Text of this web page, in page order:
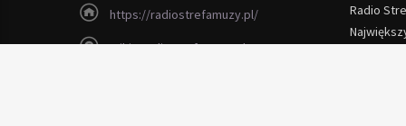
https://radiostrefamuzy.pl/
miki@radiostrefamuzy.pl
Radio